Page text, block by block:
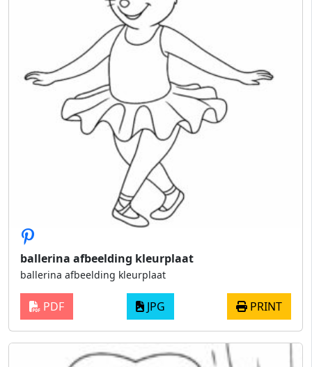
ballerina afbeelding kleurplaat
ballerina afbeelding kleurplaat
PDF JPG PRINT